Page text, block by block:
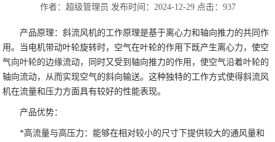
作者：超级管理员 发布时间：2024-12-29 点击：937
产品原理：斜流风机的工作原理是基于离心力和轴向推力的共同作
用。当电机带动叶轮旋转时，空气在叶轮的作用下既产生离心力，使空
气向叶轮的边缘流动，同时又受到轴向推力的作用，使空气沿着叶轮的
轴向流动，从而实现空气的斜向输送。这种独特的工作方式使得斜流风
机在流量和压力方面具有较好的性能表现。
产品优势：
*高流量与高压力：能够在相对较小的尺寸下提供较大的通风量和